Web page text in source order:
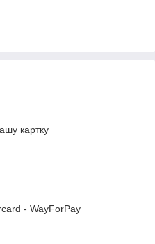
картку
- WayForPay